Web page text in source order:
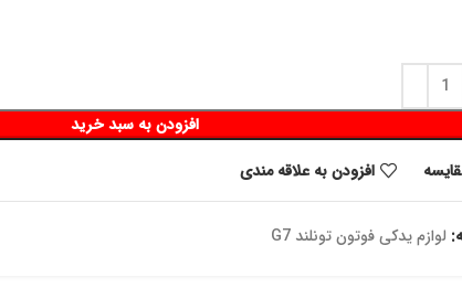
افزودن به سبد خرید
افزودن به علاقه مندی
لوازم یدکی فوتون تونلند G7